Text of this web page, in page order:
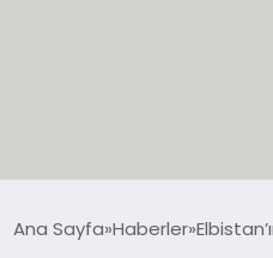
Ana Sayfa Haberler